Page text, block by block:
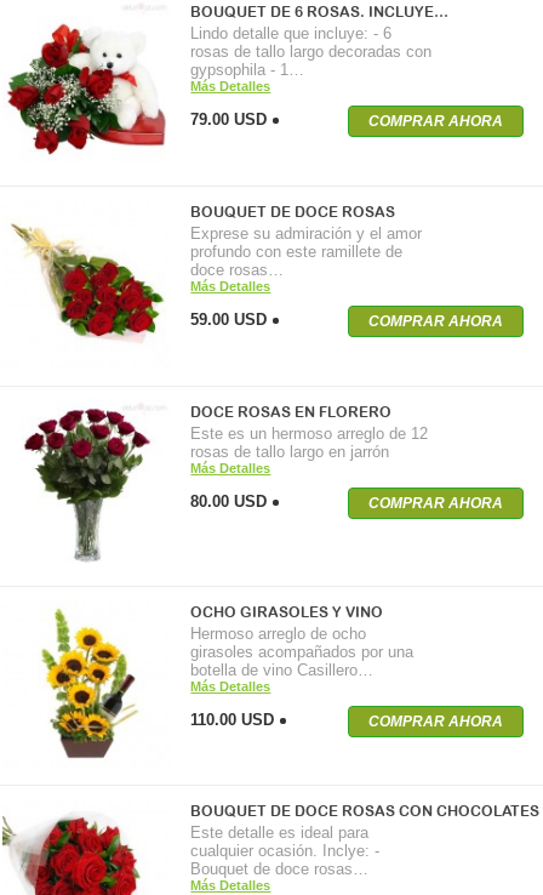
BOUQUET DE 6 ROSAS. INCLUYE…
Lindo detalle que incluye: - 6
rosas de tallo largo decoradas con
gypsophila - 1…
Más Detalles
79.00 USD COMPRAR AHORA
BOUQUET DE DOCE ROSAS
Exprese su admiración y el amor
profundo con este ramillete de
doce rosas…
Más Detalles
59.00 USD COMPRAR AHORA
DOCE ROSAS EN FLORERO
Este es un hermoso arreglo de 12
rosas de tallo largo en jarrón
Más Detalles
80.00 USD COMPRAR AHORA
OCHO GIRASOLES Y VINO
Hermoso arreglo de ocho
girasoles acompañados por una
botella de vino Casillero…
Más Detalles
110.00 USD COMPRAR AHORA
BOUQUET DE DOCE ROSAS CON CHOCOLATES
Este detalle es ideal para
cualquier ocasión. Inclye: -
Bouquet de doce rosas…
Más Detalles